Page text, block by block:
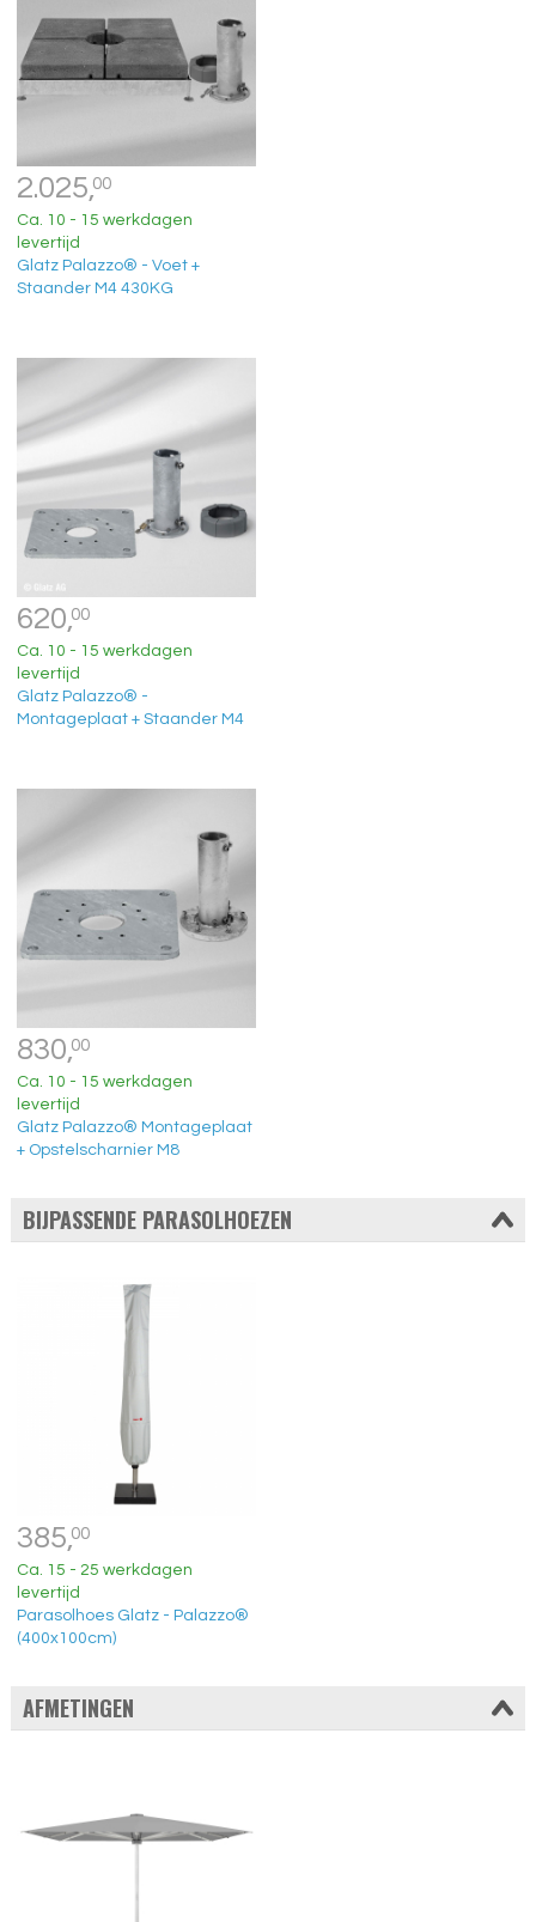
2.025,00
Ca. 10 - 15 werkdagen
levertijd
Glatz Palazzo® - Voet +
Staander M4 430KG
620,00
Ca. 10 - 15 werkdagen
levertijd
Glatz Palazzo® -
Montageplaat + Staander M4
830,00
Ca. 10 - 15 werkdagen
levertijd
Glatz Palazzo® Montageplaat
+ Opstelscharnier M8
BIJPASSENDE PARASOLHOEZEN
385,00
Ca. 15 - 25 werkdagen
levertijd
Parasolhoes Glatz - Palazzo®
(400x100cm)
AFMETINGEN